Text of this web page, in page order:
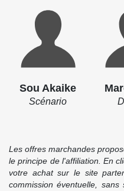
Sou Akaike
Scénario
Les offres marchandes
le principe de l'affiliation. En
votre achat sur le site
commission éventuelle,